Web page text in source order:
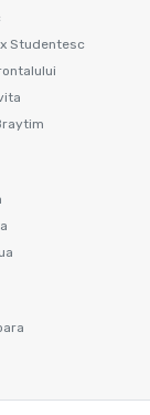
Studentesc